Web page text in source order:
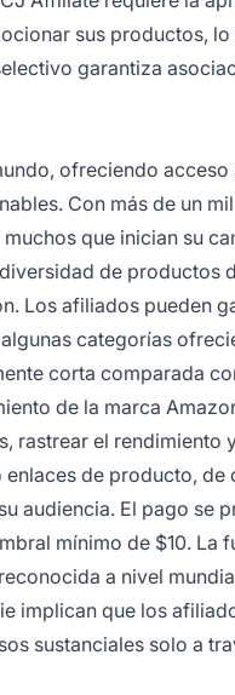
sus productos,
garantiza
ofreciendo acceso
Con más de un
que inician su
de productos
Los afiliados pueden
categorías
corta comparada
de la marca
rastrear el rendimiento
de producto, de
audiencia. El pago se
mínimo de $10. La
a nivel
implican que los
sustanciales solo a